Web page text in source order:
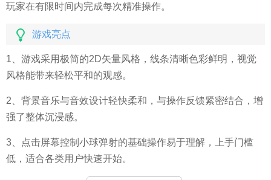
玩家在有限时间内完成每次精准操作。
游戏亮点
1、游戏采用极简的2D矢量风格，线条清晰色彩鲜明，视觉
风格能带来轻松平和的观感。
2、背景音乐与音效设计轻快柔和，与操作反馈紧密结合，增
强了整体沉浸感。
3、点击屏幕控制小球弹射的基础操作易于理解，上手门槛
低，适合各类用户快速开始。